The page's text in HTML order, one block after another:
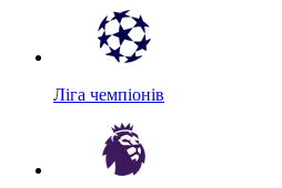
Ліга чемпіонів